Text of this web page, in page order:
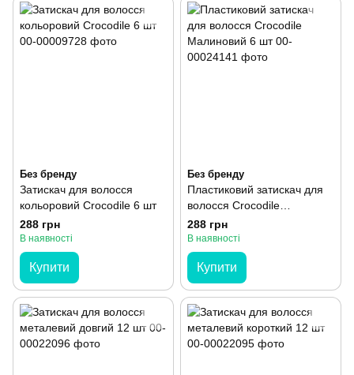
Без бренду
Затискач для волосся
кольоровий Crocodile 6 шт
288 грн
В наявності
Купити
Без бренду
Пластиковий затискач для
волосся Crocodile
Малиновий 6 шт
288 грн
В наявності
Купити